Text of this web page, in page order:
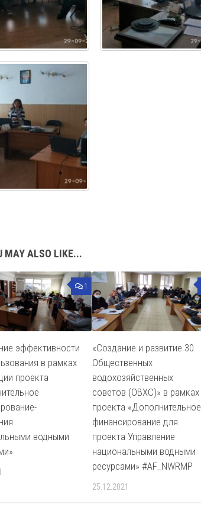
MAY ALSO LIKE...
1
эффективности
в рамках
проекта
водными
«Создание и развитие 30
Общественных
водохозяйственных
советов (ОВХС)» в рамках
проекта «Дополнительное
финансирование для
проекта Управление
национальными водными
ресурсами» #AF_NWRMP
25.12.2021